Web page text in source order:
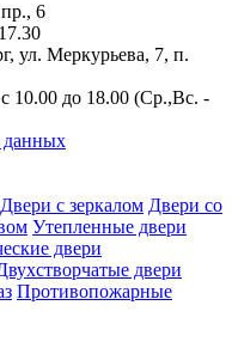
6
ул. Меркурьева, 7, п.
10.00 до 18.00 (Ср.,Вс. -
данных
Двери с зеркалом Двери со
Утепленные двери
двери
двери
Противопожарные